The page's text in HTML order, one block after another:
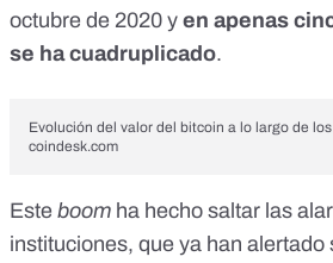
octubre de 2020 y en apenas
se ha cuadruplicado.
Evolución del valor del bitcoin a lo largo de
coindesk.com
Este boom ha hecho saltar las
instituciones, que ya han alertado